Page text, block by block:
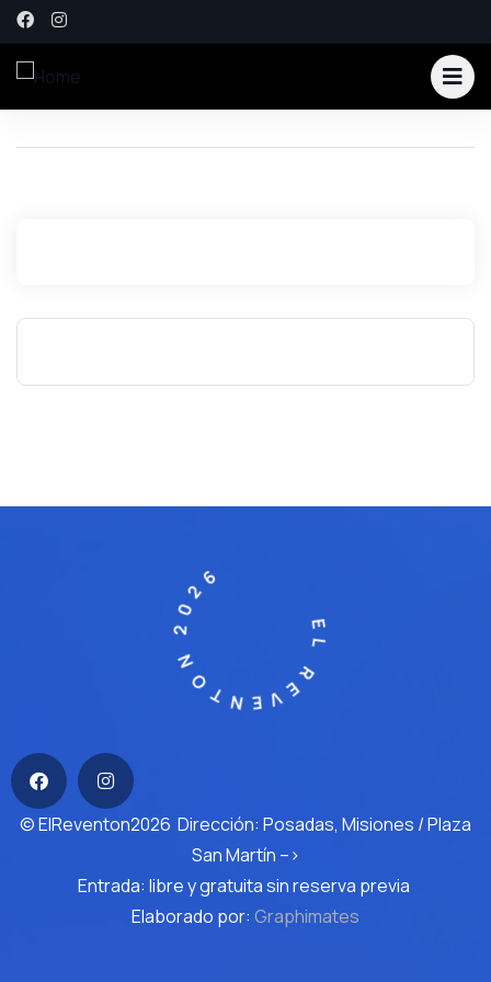
EL REVENTON 2026
© ElReventon2026 Dirección: Posadas, Misiones / Plaza
San Martín –>
Entrada: libre y gratuita sin reserva previa
Elaborado por: Graphimates